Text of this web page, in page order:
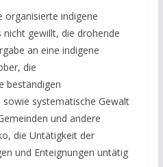
organisierte indigene
nicht gewillt, die drohende
an eine indigene
die
beständigen
systematische Gewalt
und andere
die Untätigkeit der
und Enteignungen untätig